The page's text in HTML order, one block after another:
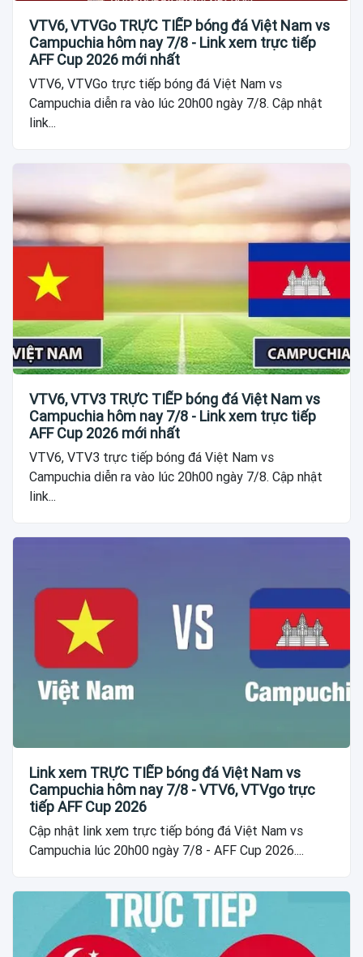
VTV6, VTVGo TRỰC TIẾP bóng đá Việt Nam vs
Campuchia hôm nay 7/8 - Link xem trực tiếp
AFF Cup 2026 mới nhất
VTV6, VTVGo trực tiếp bóng đá Việt Nam vs
Campuchia diễn ra vào lúc 20h00 ngày 7/8. Cập nhật
link...
VTV6, VTV3 TRỰC TIẾP bóng đá Việt Nam vs
Campuchia hôm nay 7/8 - Link xem trực tiếp
AFF Cup 2026 mới nhất
VTV6, VTV3 trực tiếp bóng đá Việt Nam vs
Campuchia diễn ra vào lúc 20h00 ngày 7/8. Cập nhật
link...
Link xem TRỰC TIẾP bóng đá Việt Nam vs
Campuchia hôm nay 7/8 - VTV6, VTVgo trực
tiếp AFF Cup 2026
Cập nhật link xem trực tiếp bóng đá Việt Nam vs
Campuchia lúc 20h00 ngày 7/8 - AFF Cup 2026....